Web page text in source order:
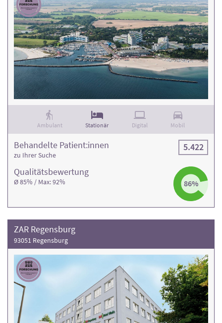
Ambulant Stationär Digital Mobil
Qualitäts­bewertung
Ø 85% / Max: 92% 86%
Behandelte Patient:innen
zu Ihrer Suche
5.422
ZAR Regensburg
93051 Regensburg